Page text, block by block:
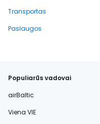
Transportas
Paslaugos
Populiarūs vadovai
airBaltic
Viena VIE